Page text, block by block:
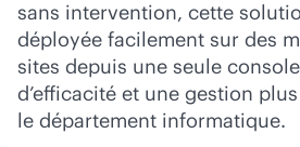
sans intervention, cette
déployée facilement sur des
sites depuis une seule
d’efficacité et une gestion
le département informatique.